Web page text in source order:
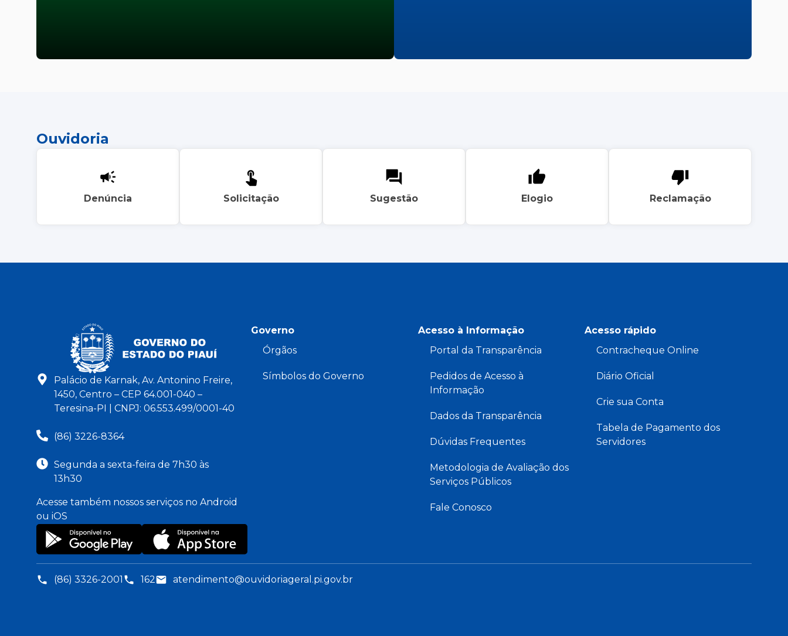
Ouvidoria
Denúncia Solicitação Sugestão Elogio Reclamação
Palácio de Karnak, Av. Antonino Freire,
1450, Centro – CEP 64.001-040 –
Teresina-PI | CNPJ: 06.553.499/0001-40
(86) 3226-8364
Segunda a sexta-feira de 7h30 às
13h30
Acesse também nossos serviços no Android
ou iOS
Governo
Órgãos
Símbolos do Governo
Acesso à Informação
Portal da Transparência
Pedidos de Acesso à
Informação
Dados da Transparência
Dúvidas Frequentes
Metodologia de Avaliação dos
Serviços Públicos
Fale Conosco
Acesso rápido
Contracheque Online
Diário Oficial
Crie sua Conta
Tabela de Pagamento dos
Servidores
(86) 3326-2001 162 atendimento@ouvidoriageral.pi.gov.br